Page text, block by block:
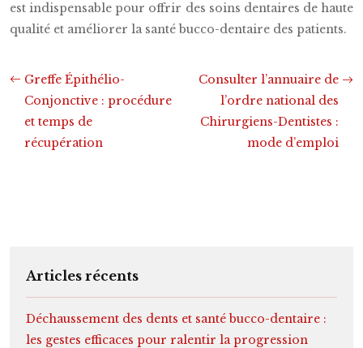
est indispensable pour offrir des soins dentaires de haute
qualité et améliorer la santé bucco-dentaire des patients.
Greffe Épithélio-
Conjonctive : procédure
et temps de
récupération
Consulter l’annuaire de
l’ordre national des
Chirurgiens-Dentistes :
mode d’emploi
Articles récents
Déchaussement des dents et santé bucco-dentaire :
les gestes efficaces pour ralentir la progression